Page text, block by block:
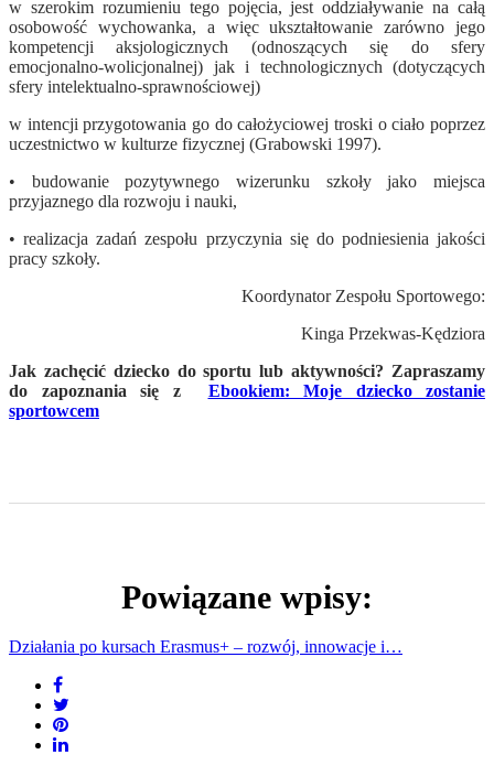
w szerokim rozumieniu tego pojęcia, jest oddziaływanie na całą
osobowość wychowanka, a więc ukształtowanie zarówno jego
kompetencji aksjologicznych (odnoszących się do sfery
emocjonalno-wolicjonalnej) jak i technologicznych (dotyczących
sfery intelektualno-sprawnościowej)
w intencji przygotowania go do całożyciowej troski o ciało poprzez
uczestnictwo w kulturze fizycznej (Grabowski 1997).
• budowanie pozytywnego wizerunku szkoły jako miejsca
przyjaznego dla rozwoju i nauki,
• realizacja zadań zespołu przyczynia się do podniesienia jakości
pracy szkoły.
Koordynator Zespołu Sportowego:
Kinga Przekwas-Kędziora
Jak zachęcić dziecko do sportu lub aktywności? Zapraszamy
do zapoznania się z Ebookiem: Moje dziecko zostanie
sportowcem
Powiązane wpisy:
Działania po kursach Erasmus+ – rozwój, innowacje i…